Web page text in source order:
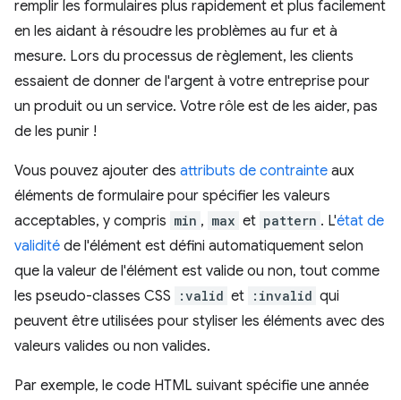
remplir les formulaires plus rapidement et plus facilement
en les aidant à résoudre les problèmes au fur et à
mesure. Lors du processus de règlement, les clients
essaient de donner de l'argent à votre entreprise pour
un produit ou un service. Votre rôle est de les aider, pas
de les punir !
Vous pouvez ajouter des attributs de contrainte aux
éléments de formulaire pour spécifier les valeurs
acceptables, y compris min , max et pattern . L'état de
validité de l'élément est défini automatiquement selon
que la valeur de l'élément est valide ou non, tout comme
les pseudo-classes CSS
:valid et :invalid qui
peuvent être utilisées pour styliser les éléments avec des
valeurs valides ou non valides.
Par exemple, le code HTML suivant spécifie une année